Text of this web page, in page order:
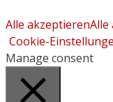
Alle akzeptierenAlle
Cookie-
Manage consent